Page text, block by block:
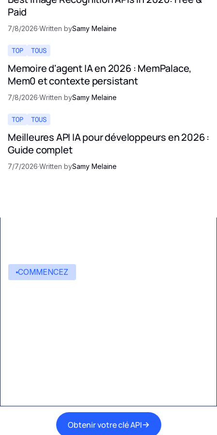
Paid
7/8/2026·Written bySamy Melaine
TOP TOUS
Memoire d'agent IA en 2026 : MemPalace,
Mem0 et contexte persistant
7/8/2026·Written bySamy Melaine
TOP TOUS
Meilleures API IA pour développeurs en 2026 :
Guide complet
7/7/2026·Written bySamy Melaine
COMMENCEZ
Obtenir votre clé API